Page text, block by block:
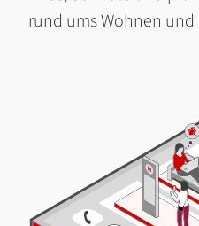
rund ums Wohnen